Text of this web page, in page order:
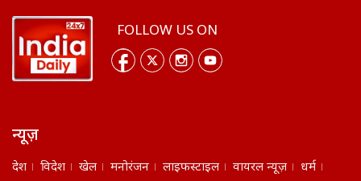
FOLLOW US ON
न्यूज़
देश विदेश खेल मनोरंजन लाइफस्टाइल वायरल न्यूज़
धर्म